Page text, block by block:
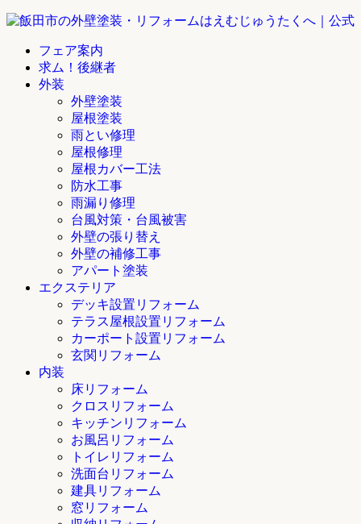
フェア案内
求ム！後継者
外装
外壁塗装
屋根塗装
雨とい修理
屋根修理
屋根カバー工法
防水工事
雨漏り修理
台風対策・台風被害
外壁の張り替え
外壁の補修工事
アパート塗装
エクステリア
デッキ設置リフォーム
テラス屋根設置リフォーム
カーポート設置リフォーム
玄関リフォーム
内装
床リフォーム
クロスリフォーム
キッチンリフォーム
お風呂リフォーム
トイレリフォーム
洗面台リフォーム
建具リフォーム
窓リフォーム